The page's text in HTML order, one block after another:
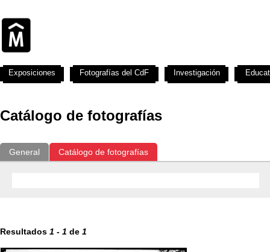
Catálogo de fotografías
General Catálogo de fotografías
Resultados 1 - 1 de 1
Exposiciones Fotografías del CdF Investigación